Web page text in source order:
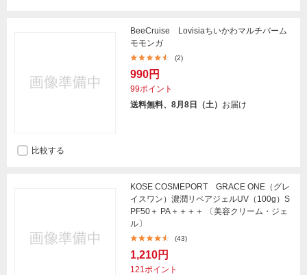
BeeCruise Lovisiaちいかわマルチバーム
モモンガ
(2)
990円
99ポイント
送料無料、8月8日（土） お届け
比較する
KOSE COSMEPORT GRACE ONE（グレ
イスワン）濃潤リペアジェルUV（100g）S
PF50＋ PA＋＋＋＋ 〔美容クリーム・ジェ
ル〕
(43)
1,210円
121ポイント